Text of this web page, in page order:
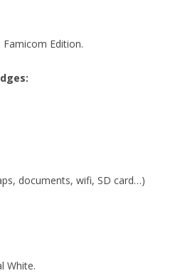
Famicom Edition.
documents, wifi, SD card…)
White.